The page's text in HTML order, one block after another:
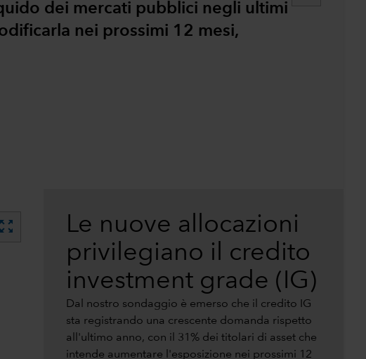
dei mercati pubblici negli ultimi
nei prossimi 12 mesi,
Le nuove allocazioni
privilegiano il credito
investment grade (IG)
Dal nostro sondaggio è emerso che il credito IG
sta registrando una crescente domanda rispetto
all'ultimo anno, con il 31% dei titolari di asset che
intende aumentare l'esposizione nei prossimi 12
zoom_out_map